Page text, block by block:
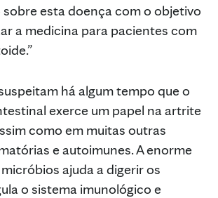
esta doença com o objetivo
a medicina para pacientes com
há algum tempo que o
exerce um papel na artrite
como em muitas outras
e autoimunes. A enorme
ajuda a digerir os
o sistema imunológico e